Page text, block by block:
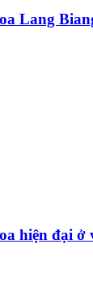
Lang
hiện đại ở